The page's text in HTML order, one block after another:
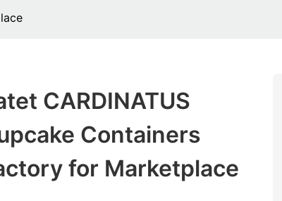
CARDINATUS
Containers
for Marketplace